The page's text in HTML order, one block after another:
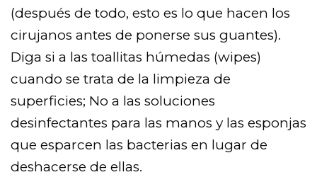
(después de todo, esto es lo que hacen los
cirujanos antes de ponerse sus guantes).
Diga si a las toallitas húmedas (wipes)
cuando se trata de la limpieza de
superficies; No a las soluciones
desinfectantes para las manos y las esponjas
que esparcen las bacterias en lugar de
deshacerse de ellas.